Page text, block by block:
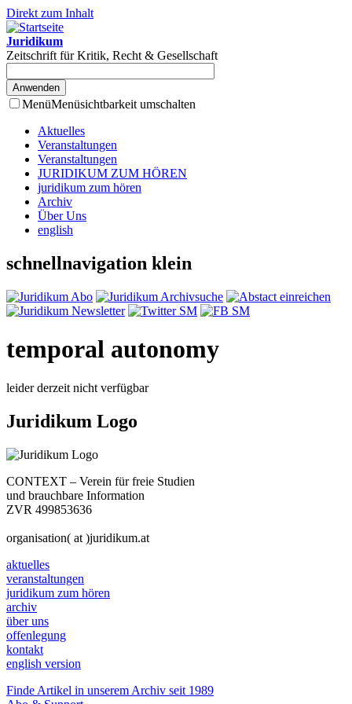
Direkt zum Inhalt
Juridikum
Zeitschrift für Kritik, Recht & Gesellschaft
MenüMenüsichtbarkeit umschalten
Aktuelles
Veranstaltungen
Veranstaltungen
JURIDIKUM ZUM HÖREN
juridikum zum hören
Archiv
Über Uns
english
schnellnavigation klein
temporal autonomy
leider derzeit nicht verfügbar
Juridikum Logo
CONTEXT – Verein für freie Studien
und brauchbare Information
ZVR 499853636
organisation( at )juridikum.at
aktuelles
veranstaltungen
juridikum zum hören
archiv
über uns
offenlegung
kontakt
english version
Finde Artikel in unserem Archiv seit 1989